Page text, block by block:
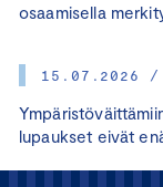
osaamisella
15.07.2026 /
lupaukset eivät